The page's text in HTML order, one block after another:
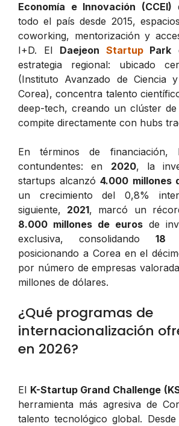
Economía e Innovación (CCEI)
todo el país desde 2015,
coworking, mentorización y
I+D. El Daejeon StartupPark
estrategia regional: ubicado
(Instituto Avanzado de Ciencia
Corea), concentra talento
deep-tech, creando un clúster
compite directamente con hubs
En términos de financiación,
contundentes: en 2020, la
startups alcanzó4.000 millones
un crecimiento del 0,8%
siguiente, 2021, marcó un
8.000 millones de euros de
exclusiva, consolidando 18
posicionando a Corea en el
por número de empresas
millones de dólares.
¿Qué programas de
internacionalización
en 2026?
El K-Startup Grand Challenge
herramienta más agresiva de
talento tecnológico global.